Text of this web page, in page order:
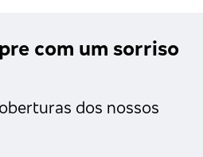
com um sorriso
dos nossos